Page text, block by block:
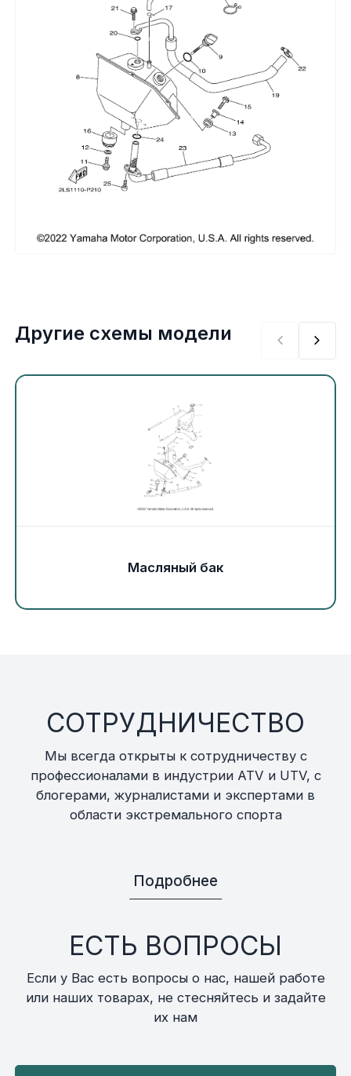
Топливная система
Тормозная система
Трансмиссия
Управление
Движители (гребные винты)
Якорное оборудование
Другие схемы модели
Масляный бак
СОТРУДНИЧЕСТВО
Мы всегда открыты к сотрудничеству с
профессионалами в индустрии ATV и UTV, с
блогерами, журналистами и экспертами в
области экстремального спорта
Подробнее
ЕСТЬ ВОПРОСЫ
Если у Вас есть вопросы о нас, нашей работе
или наших товарах, не стесняйтесь и задайте
их нам